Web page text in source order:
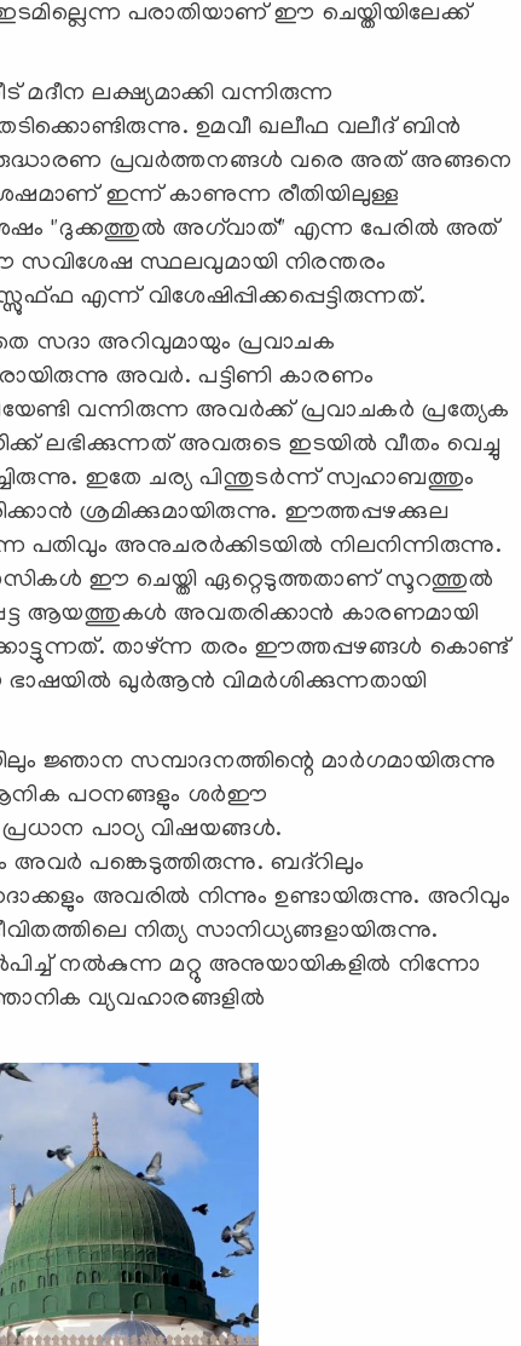
പരാതിയാണ് ഈ ചെയ്തിയിലേക്ക്
മദീന ലക്ഷ്യമാക്കി വന്നിരുന്ന
ഉമവീ ഖലീഫ വലീദ് ബിൻ
പ്രവർത്തനങ്ങൾ വരെ അത് അങ്ങനെ
ഇന്ന് കാണുന്ന രീതിയിലുള്ള
ശേഷം "ദുക്കത്തുൽ അഗ്‍വാത്" എന്ന പേരില്‍ അത്
സ്ഥലവുമായി നിരന്തരം
എന്ന് വിശേഷിപ്പിക്കപ്പെട്ടിരുന്നത്.
സദാ അറിവുമായും പ്രവാചക
അവർ. പട്ടിണി കാരണം
വന്നിരുന്ന അവർക്ക് പ്രവാചകർ പ്രത്യേക
ലഭിക്കുന്നത് അവരുടെ ഇടയിൽ വീതം വെച്ചു
ഇതേ ചര്യ പിന്തുടർന്ന് സ്വഹാബത്തും
ശ്രമിക്കുമായിരുന്നു. ഈത്തപ്പഴക്കുല
അനുചരർക്കിടയിൽ നിലനിന്നിരുന്നു.
ഈ ചെയ്തി ഏറ്റെടുത്തതാണ് സൂറത്തുൽ
ആയത്തുകൾ അവതരിക്കാൻ കാരണമായി
താഴ്ന്ന തരം ഈത്തപ്പഴങ്ങൾ കൊണ്ട്
ഖുർആൻ വിമർശിക്കുന്നതായി
ജ്ഞാന സമ്പാദനത്തിന്റെ മാർഗമായിരുന്നു
പഠനങ്ങളും ശർഈ
പാഠ്യ വിഷയങ്ങൾ.
അവർ പങ്കെടുത്തിരുന്നു. ബദ്റിലും
അവരിൽ നിന്നും ഉണ്ടായിരുന്നു. അറിവും
നിത്യ സാനിധ്യങ്ങളായിരുന്നു.
നൽകുന്ന മറ്റു അനുയായികളിൽ നിന്നോ
വ്യവഹാരങ്ങളിൽ